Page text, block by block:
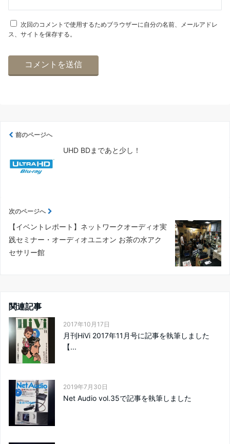
次回のコメントで使用するためブラウザーに自分の名前、メールアドレ
ス、サイトを保存する。
前のページへ
UHD BDまであと少し！
次のページへ
【イベントレポート】ネットワークオーディオ実
践セミナー・オーディオユニオン お茶の水アク
セサリー館
関連記事
2017年10月17日
月刊HiVi 2017年11月号に記事を執筆しました
【...
2019年7月30日
Net Audio vol.35で記事を執筆しました